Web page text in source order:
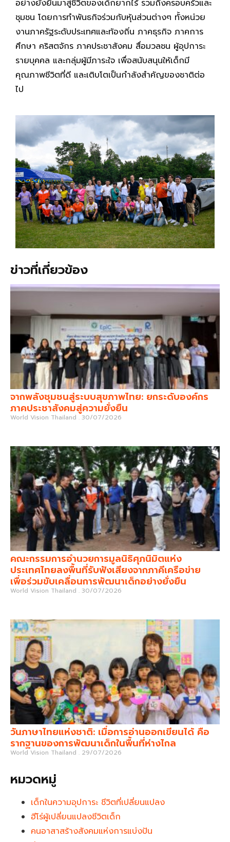
อย่างยั่งยืนมาสู่ชีวิตของเด็กยากไร้ รวมถึงครอบครัวและ
ชุมชน โดยการทำพันธกิจร่วมกับหุ้นส่วนต่างๆ ทั้งหน่วย
งานภาครัฐระดับประเทศและท้องถิ่น ภาคธุรกิจ ภาคการ
ศึกษา คริสตจักร ภาคประชาสังคม สื่อมวลชน ผู้อุปการะ
รายบุคคล และกลุ่มผู้มีภาระใจ เพื่อสนับสนุนให้เด็กมี
คุณภาพชีวิตที่ดี และเติบโตเป็นกำลังสำคัญของชาติต่อ
ไป
ข่าวที่เกี่ยวข้อง
จากพลังชุมชนสู่ระบบสุขภาพไทย: ยกระดับองค์กร
ภาคประชาสังคมสู่ความยั่งยืน
World Vision Thailand 30/07/2026
คณะกรรมการอำนวยการมูลนิธิศุภนิมิตแห่ง
ประเทศไทยลงพื้นที่รับฟังเสียงจากภาคีเครือข่าย
เพื่อร่วมขับเคลื่อนการพัฒนาเด็กอย่างยั่งยืน
World Vision Thailand 30/07/2026
วันภาษาไทยแห่งชาติ: เมื่อการอ่านออกเขียนได้ คือ
รากฐานของการพัฒนาเด็กในพื้นที่ห่างไกล
World Vision Thailand 29/07/2026
หมวดหมู่
เด็กในความอุปการะ ชีวิตที่เปลี่ยนแปลง
ฮีโร่ผู้เปลี่ยนแปลงชีวิตเด็ก
คนอาสาสร้างสังคมแห่งการแบ่งปัน